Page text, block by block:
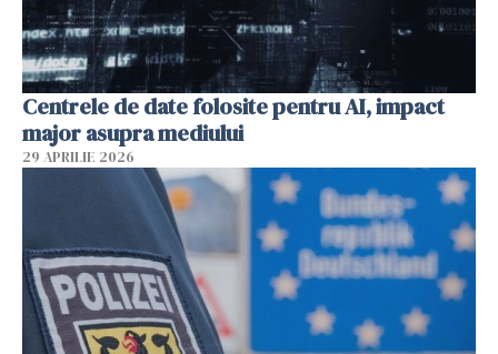
Centrele de date folosite pentru AI, impact
major asupra mediului
29 APRILIE 2026